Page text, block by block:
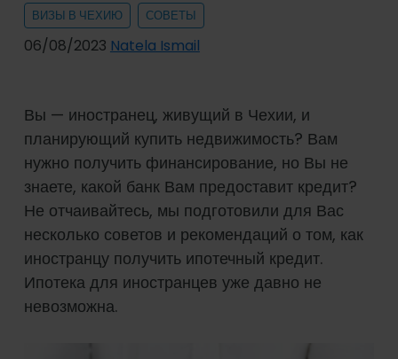
ВИЗЫ В ЧЕХИЮ СОВЕТЫ
06/08/2023 Natela Ismail
Вы — иностранец, живущий в Чехии, и
планирующий купить недвижимость? Вам
нужно получить финансирование, но Вы не
знаете, какой банк Вам предоставит кредит?
Не отчаивайтесь, мы подготовили для Вас
несколько советов и рекомендаций о том, как
иностранцу получить ипотечный кредит.
Ипотека для иностранцев уже давно не
невозможна.